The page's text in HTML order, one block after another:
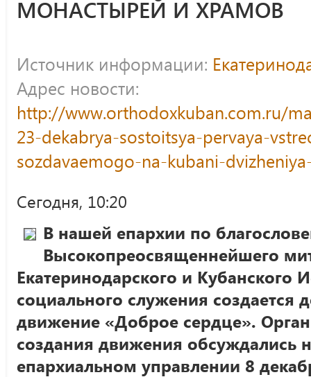
МОНАСТЫРЕЙ И ХРАМОВ
Источник информации:
Адрес новости:
http://www.orthodoxkuban.com.ru/
23-dekabrya-sostoitsya-pervaya-
sozdavaemogo-na-kubani-
Сегодня, 10:20
В нашей епархии по
Высокопреосвященнейшего
Екатеринодарского и Кубанского
социального служения создается
движение «Доброе сердце».
создания движения обсуждались
епархиальном управлении 8